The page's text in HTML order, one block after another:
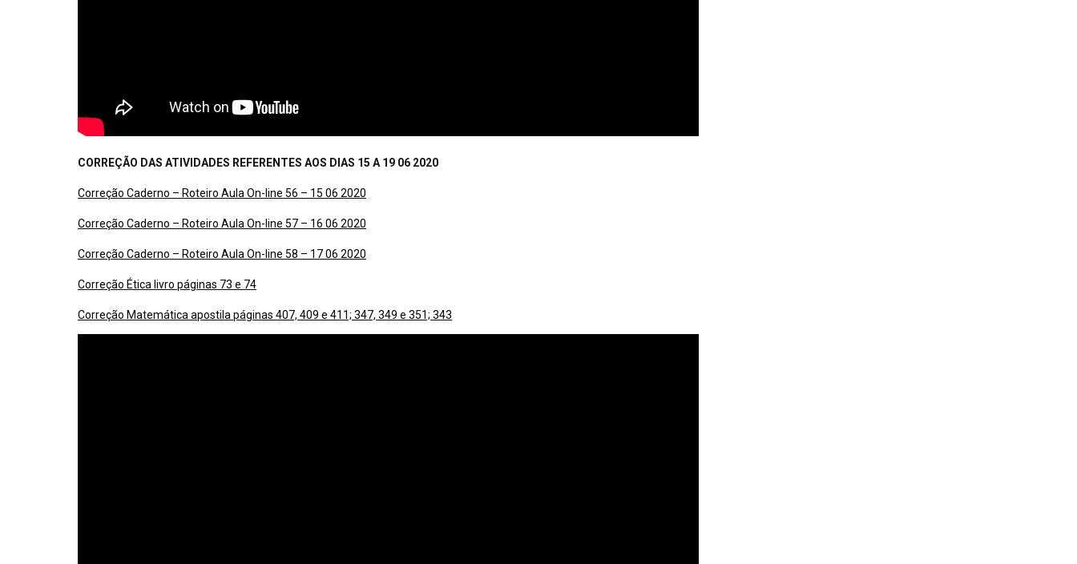
CORREÇÃO DAS ATIVIDADES REFERENTES AOS DIAS 15 A 19 06 2020
Correção Caderno – Roteiro Aula On-line 56 – 15 06 2020
Correção Caderno – Roteiro Aula On-line 57 – 16 06 2020
Correção Caderno – Roteiro Aula On-line 58 – 17 06 2020
Correção Ética livro páginas 73 e 74
Correção Matemática apostila páginas 407, 409 e 411; 347, 349 e 351; 343